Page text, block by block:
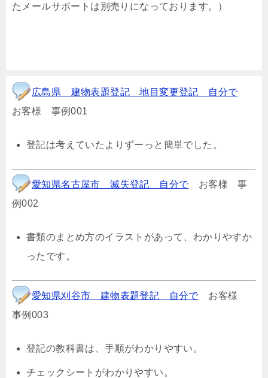
たメールサポートは別売りになっております。）
広島県 建物表題登記 地目変更登記 自分で
お客様 事例001
登記は考えていたよりずーっと簡単でした。
愛知県名古屋市 滅失登記 自分でお客様 事
例002
書類のまとめ方のイラストがあって、わかりやすか
ったです。
愛知県刈谷市 建物表題登記 自分でお客様
事例003
登記の教科書は、手順がわかりやすい。
チェックシートがわかりやすい。